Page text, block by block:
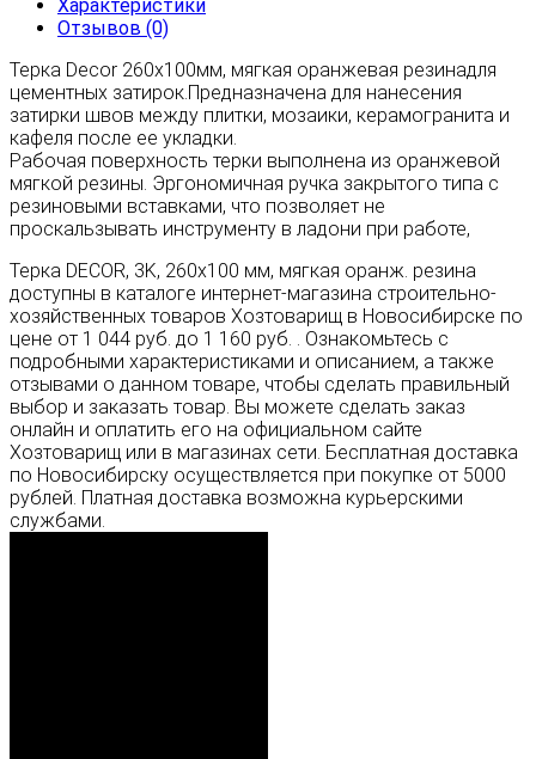
Характеристики
Отзывов (0)
Терка Decor 260х100мм, мягкая оранжевая резинадля
цементных затирок.Предназначена для нанесения
затирки швов между плитки, мозаики, керамогранита и
кафеля после ее укладки.
Рабочая поверхность терки выполнена из оранжевой
мягкой резины. Эргономичная ручка закрытого типа с
резиновыми вставками, что позволяет не
проскальзывать инструменту в ладони при работе,
Терка DECOR, 3K, 260х100 мм, мягкая оранж. резина
доступны в каталоге интернет-магазина строительно-
хозяйственных товаров Хозтоварищ в Новосибирске по
цене от 1 044 руб. до 1 160 руб. . Ознакомьтесь с
подробными характеристиками и описанием, а также
отзывами о данном товаре, чтобы сделать правильный
выбор и заказать товар. Вы можете сделать заказ
онлайн и оплатить его на официальном сайте
Хозтоварищ или в магазинах сети. Бесплатная доставка
по Новосибирску осуществляется при покупке от 5000
рублей. Платная доставка возможна курьерскими
службами.